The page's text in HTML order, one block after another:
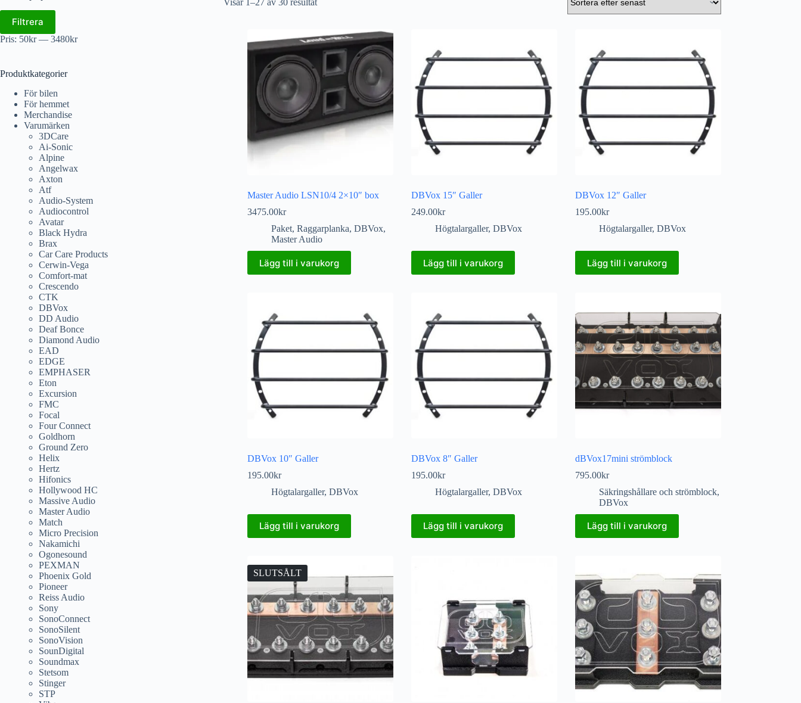
Visar 1–27 av 30 resultat
Master Audio LSN10/4 2×10″ box
3475.00kr
Paket, Raggarplanka, DBVox,
Master Audio
Lägg till i varukorg
DBVox 15″ Galler
249.00kr
Högtalargaller, DBVox
Lägg till i varukorg
DBVox 12″ Galler
195.00kr
Högtalargaller, DBVox
Lägg till i varukorg
DBVox 10″ Galler
195.00kr
Högtalargaller, DBVox
Lägg till i varukorg
DBVox 8″ Galler
195.00kr
Högtalargaller, DBVox
Lägg till i varukorg
dBVox17mini strömblock
795.00kr
Säkringshållare och strömblock,
DBVox
Lägg till i varukorg
SLUTSÅLT
Filtrera
Pris: 50kr— 3480kr
Produktkategorier
För bilen
För hemmet
Merchandise
Varumärken
3DCare
Ai-Sonic
Alpine
Angelwax
Axton
Atf
Audio-System
Audiocontrol
Avatar
Black Hydra
Brax
Car Care Products
Cerwin-Vega
Comfort-mat
Crescendo
CTK
DBVox
DD Audio
Deaf Bonce
Diamond Audio
EAD
EDGE
EMPHASER
Eton
Excursion
FMC
Focal
Four Connect
Goldhorn
Ground Zero
Helix
Hertz
Hifonics
Hollywood HC
Massive Audio
Master Audio
Match
Micro Precision
Nakamichi
Ogonesound
PEXMAN
Phoenix Gold
Pioneer
Reiss Audio
Sony
SonoConnect
SonoSilent
SonoVision
SounDigital
Soundmax
Stetsom
Stinger
STP